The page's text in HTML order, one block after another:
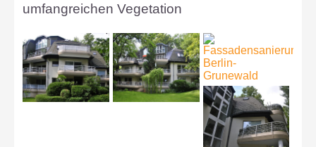
umfangreichen Vegetation